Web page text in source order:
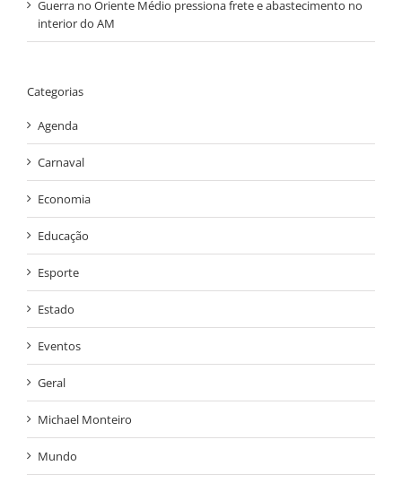
Guerra no Oriente Médio pressiona frete e abastecimento no
interior do AM
Categorias
Agenda
Carnaval
Economia
Educação
Esporte
Estado
Eventos
Geral
Michael Monteiro
Mundo